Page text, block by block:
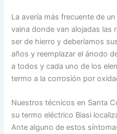
La avería más frecuente de
vaina donde van alojadas las
ser de hierro y deberíamos
años y reemplazar el ánodo
a todos y cada uno de los
termo a la corrosión por
Nuestros técnicos en Santa
su termo eléctrico Biasi
Ante alguno de estos